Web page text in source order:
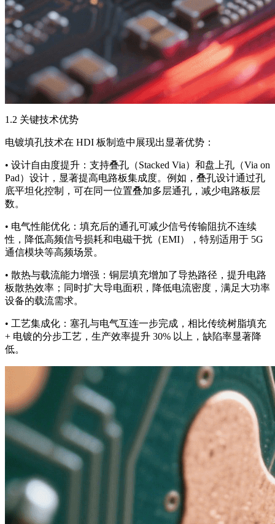
1.2 关键技术优势
电镀填孔技术在 HDI 板制造中展现出显著优势：
• 设计自由度提升：支持叠孔（Stacked Via）和盘上孔（Via on
Pad）设计，显著提高电路板集成度。例如，叠孔设计通过孔
底平坦化控制，可在同一位置叠加多层通孔，减少电路板层
数。
• 电气性能优化：填充后的通孔可减少信号传输阻抗不连续
性，降低高频信号损耗和电磁干扰（EMI），特别适用于 5G
通信模块等高频场景。
• 散热与载流能力增强：铜层填充增加了导热路径，提升电路
板散热效率；同时扩大导电面积，降低电流密度，满足大功率
设备的载流需求。
• 工艺集成化：塞孔与电气互连一步完成，相比传统树脂填充
+ 电镀的分步工艺，生产效率提升 30% 以上，缺陷率显著降
低。